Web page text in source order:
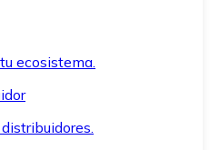
ecosistema.